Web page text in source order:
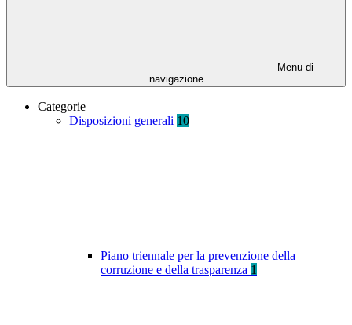
Menu di
navigazione
Categorie
Disposizioni generali 10
Piano triennale per la prevenzione della
corruzione e della trasparenza 1